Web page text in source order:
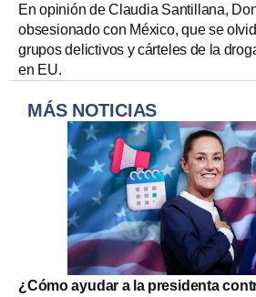
En opinión de Claudia Santillana,
obsesionado con México, que se
grupos delictivos y cárteles de la
en EU.
MÁS NOTICIAS
¿Cómo ayudar a la presidenta